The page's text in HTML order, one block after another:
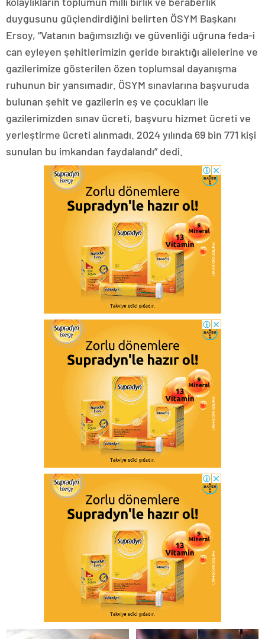
duygusunu güçlendirdiğini belirten ÖSYM Başkanı
Ersoy, “Vatanın bağımsızlığı ve güvenliği uğruna feda-i
can eyleyen şehitlerimizin geride bıraktığı ailelerine ve
gazilerimize gösterilen özen toplumsal dayanışma
ruhunun bir yansımadır. ÖSYM sınavlarına başvuruda
bulunan şehit ve gazilerin eş ve çocukları ile
gazilerimizden sınav ücreti, başvuru hizmet ücreti ve
yerleştirme ücreti alınmadı. 2024 yılında 69 bin 771 kişi
sunulan bu imkandan faydalandı” dedi.